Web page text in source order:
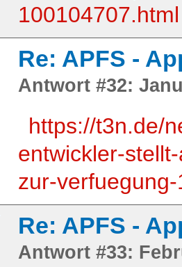
100104707.html
Re: APFS -
Antwort #32:
https://t3n.de/
entwickler-
zur-
Re: APFS -
Antwort #33: